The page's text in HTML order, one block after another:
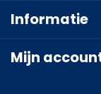
Informatie
Mijn